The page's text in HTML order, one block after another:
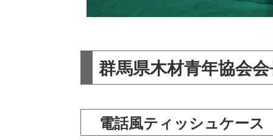
群馬県木材青年協会
電話風ティッシュケース